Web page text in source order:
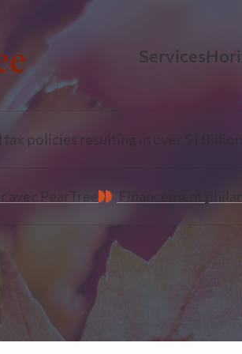
Services
énergétique
PearTree
resulting in over $1 Billion
avec PearTree Financement